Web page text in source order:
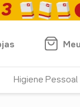
Higiene Pessoal